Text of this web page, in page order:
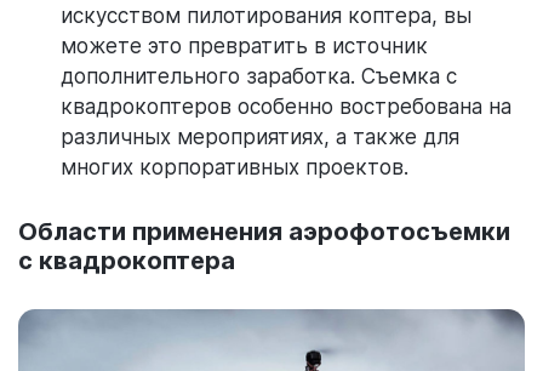
искусством пилотирования коптера, вы
можете это превратить в источник
дополнительного заработка. Съемка с
квадрокоптеров особенно востребована на
различных мероприятиях, а также для
многих корпоративных проектов.
Области применения аэрофотосъемки
с квадрокоптера